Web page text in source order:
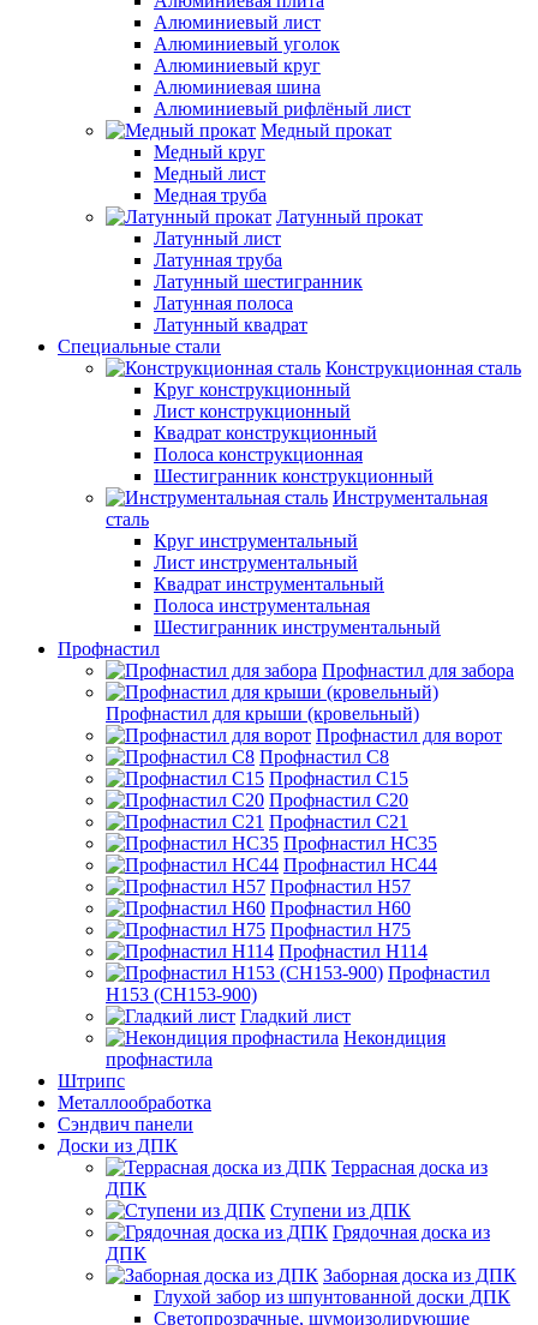
Алюминиевый лист
Алюминиевый уголок
Алюминиевый круг
Алюминиевая шина
Алюминиевый рифлёный лист
Медный прокат
Медный круг
Медный лист
Медная труба
Латунный прокат
Латунный лист
Латунная труба
Латунный шестигранник
Латунная полоса
Латунный квадрат
Специальные стали
Конструкционная сталь
Круг конструкционный
Лист конструкционный
Квадрат конструкционный
Полоса конструкционная
Шестигранник конструкционный
Инструментальная
сталь
Круг инструментальный
Лист инструментальный
Квадрат инструментальный
Полоса инструментальная
Шестигранник инструментальный
Профнастил
Профнастил для забора
Профнастил для крыши (кровельный)
Профнастил для ворот
Профнастил С8
Профнастил С15
Профнастил С20
Профнастил С21
Профнастил НС35
Профнастил НС44
Профнастил Н57
Профнастил Н60
Профнастил Н75
Профнастил Н114
Профнастил
Н153 (СН153-900)
Гладкий лист
Некондиция
профнастила
Штрипс
Металлообработка
Сэндвич панели
Доски из ДПК
Террасная доска из
ДПК
Ступени из ДПК
Грядочная доска из
ДПК
Заборная доска из ДПК
Глухой забор из шпунтованной доски ДПК
Светопрозрачные, шумоизолирующие